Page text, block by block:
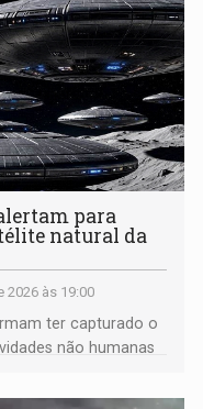
para
natural da
2026 às 19:00
ter capturado o
não humanas